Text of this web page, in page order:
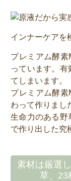
インナーケアを
プレミアム酵素
っています。有
てしまいます。
プレミアム酵
わって作りまし
生命力のある野
で作り出した究
素材は厳選
草、23